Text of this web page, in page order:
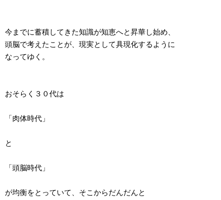
今までに蓄積してきた知識が知恵へと昇華し始め、
頭脳で考えたことが、現実として具現化するように
なってゆく。
おそらく３０代は
「肉体時代」
と
「頭脳時代」
が均衡をとっていて、そこからだんだんと